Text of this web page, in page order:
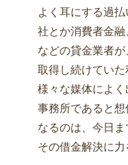
よく耳にする過
社とか消費者金
などの貸金業者
取得し続けていた
様々な媒体によ
事務所であると
なるのは、今日ま
その借金解決に力